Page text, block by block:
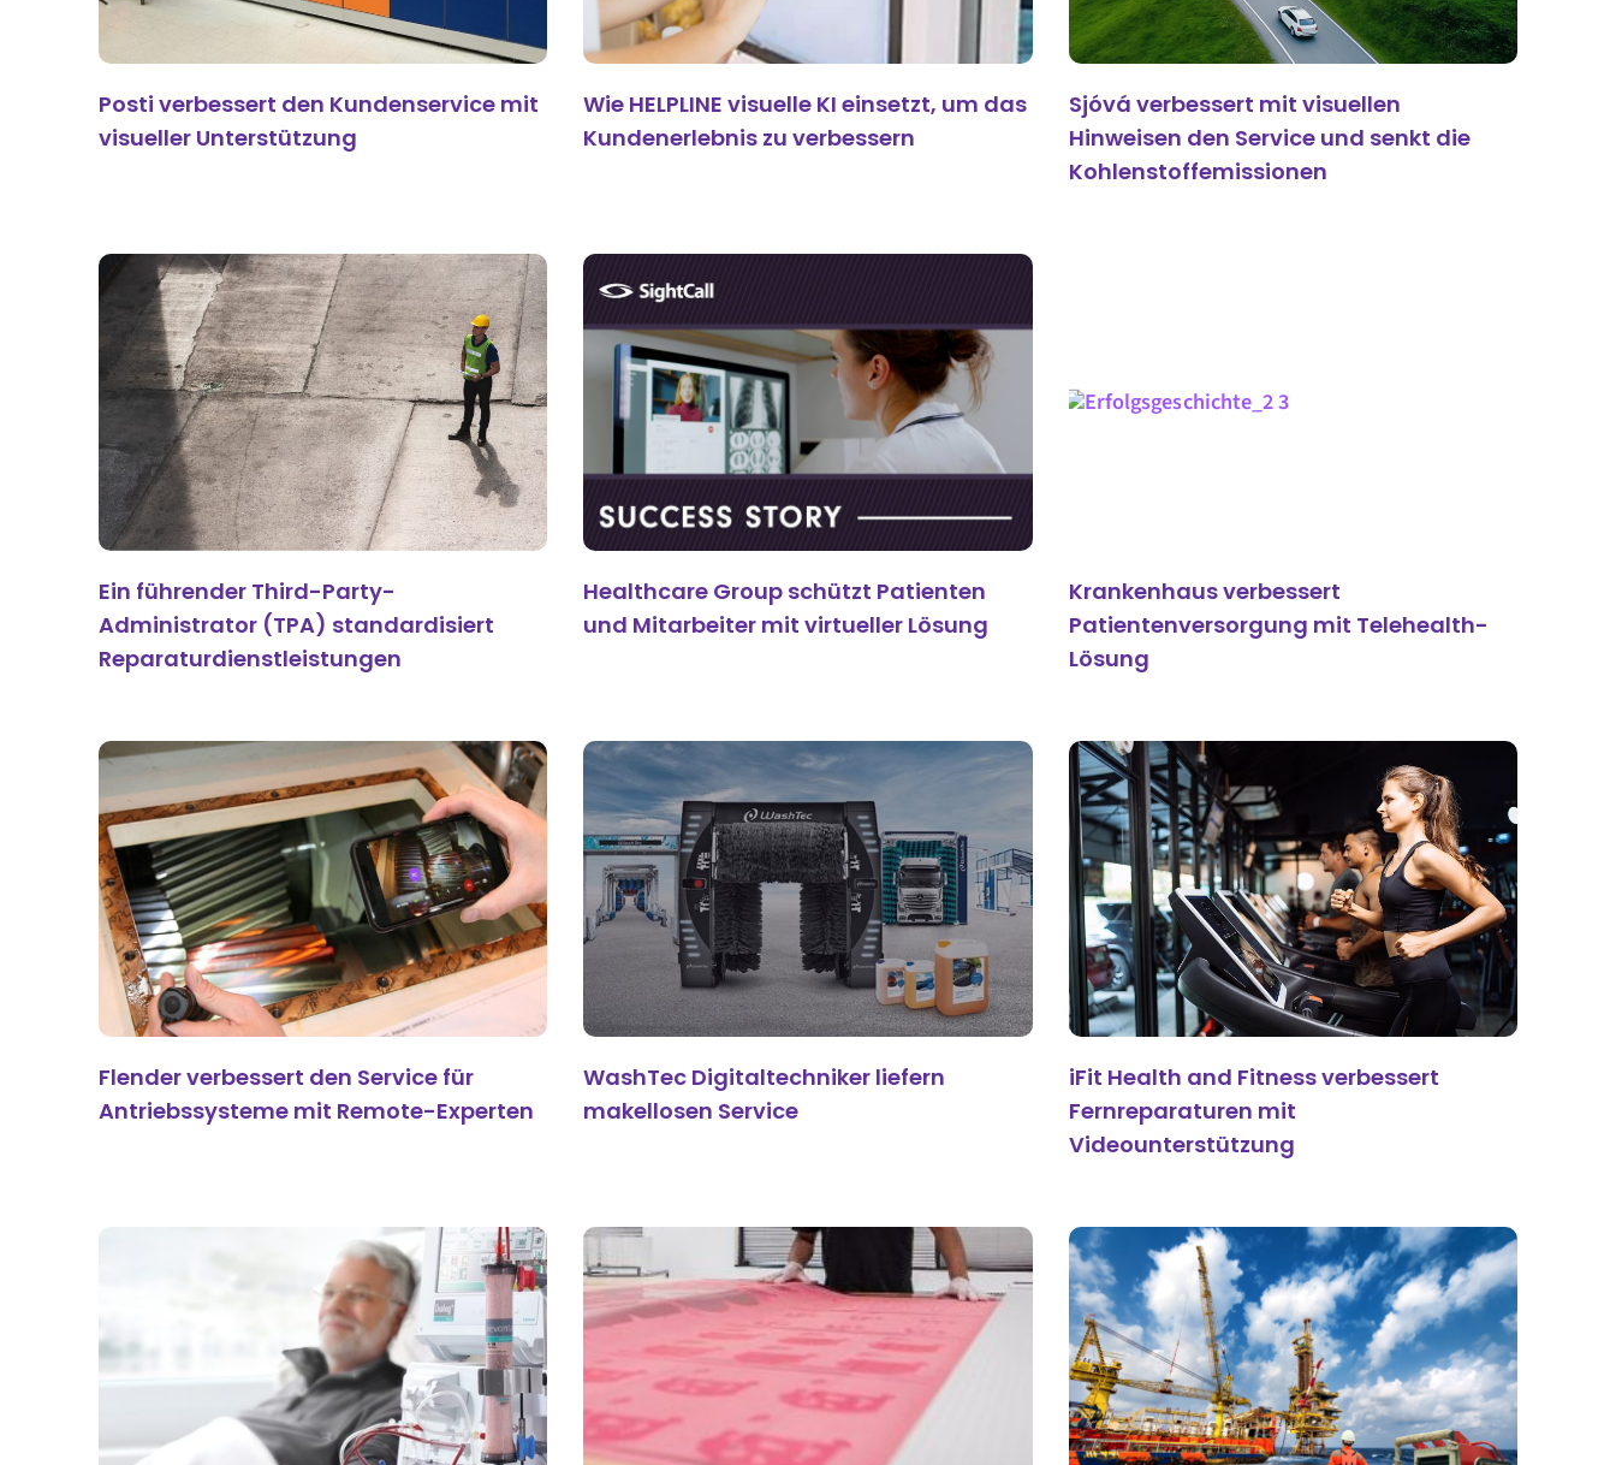
Posti verbessert den Kundenservice mit
visueller Unterstützung
Wie HELPLINE visuelle KI einsetzt, um das
Kundenerlebnis zu verbessern
Sjóvá verbessert mit visuellen
Hinweisen den Service und senkt die
Kohlenstoffemissionen
Ein führender Third-Party-
Administrator (TPA) standardisiert
Reparaturdienstleistungen
Healthcare Group schützt Patienten
und Mitarbeiter mit virtueller Lösung
Krankenhaus verbessert
Patientenversorgung mit Telehealth-
Lösung
Flender verbessert den Service für
Antriebssysteme mit Remote-Experten
WashTec Digitaltechniker liefern
makellosen Service
iFit Health and Fitness verbessert
Fernreparaturen mit
Videounterstützung